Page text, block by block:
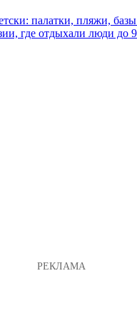
палатки, пляжи,
где отдыхали люди до